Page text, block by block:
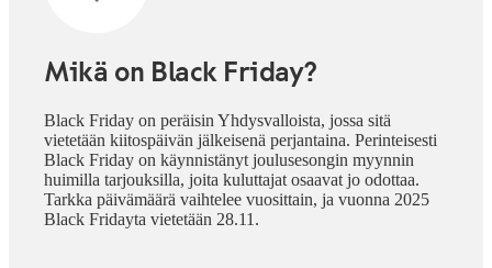
Mikä on Black Friday?
Black Friday on peräisin Yhdysvalloista, jossa sitä
vietetään kiitospäivän jälkeisenä perjantaina. Perinteisesti
Black Friday on käynnistänyt joulusesongin myynnin
huimilla tarjouksilla, joita kuluttajat osaavat jo odottaa.
Tarkka päivämäärä vaihtelee vuosittain, ja vuonna 2025
Black Fridayta vietetään 28.11.